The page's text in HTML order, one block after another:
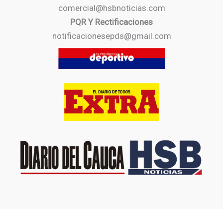
comercial@hsbnoticias.com
PQR Y Rectificaciones
notificacionesepds@gmail.com